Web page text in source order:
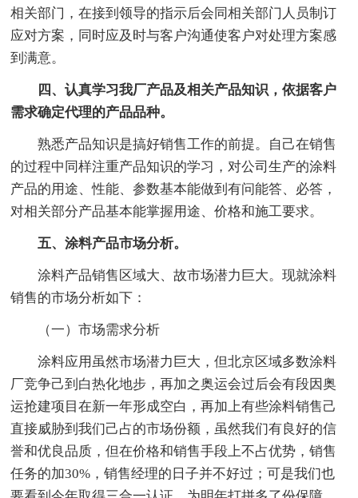
相关部门，在接到领导的指示后会同相关部门人员制订
应对方案，同时应及时与客户沟通使客户对处理方案感
到满意。
四、认真学习我厂产品及相关产品知识，依据客户
需求确定代理的产品品种。
熟悉产品知识是搞好销售工作的前提。自己在销售
的过程中同样注重产品知识的学习，对公司生产的涂料
产品的用途、性能、参数基本能做到有问能答、必答，
对相关部分产品基本能掌握用途、价格和施工要求。
五、涂料产品市场分析。
涂料产品销售区域大、故市场潜力巨大。现就涂料
销售的市场分析如下：
（一）市场需求分析
涂料应用虽然市场潜力巨大，但北京区域多数涂料
厂竞争己到白热化地步，再加之奥运会过后会有段因奥
运抢建项目在新一年形成空白，再加上有些涂料销售己
直接威胁到我们己占的市场份额，虽然我们有良好的信
誉和优良品质，但在价格和销售手段上不占优势，销售
任务的加30%，销售经理的日子并不好过；可是我们也